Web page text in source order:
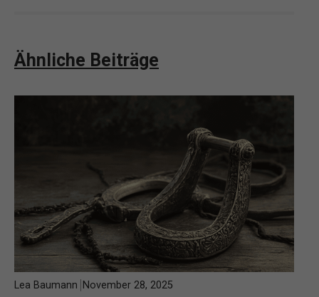
Ähnliche Beiträge
Lea Baumann November 28, 2025